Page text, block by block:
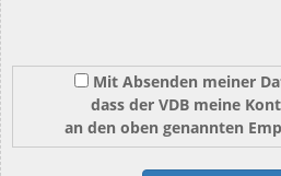
Mit Absenden meiner
dass der VDB meine
an den oben genannten